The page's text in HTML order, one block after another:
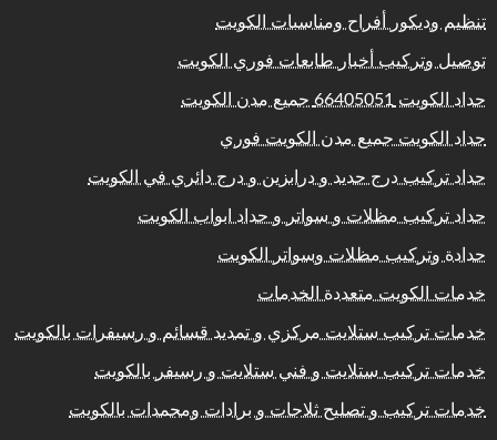
تنظيم وديكور أفراح ومناسبات الكويت
توصيل وتركيب أخبار طابعات فوري الكويت
حداد الكويت 66405051 جميع مدن الكويت
حداد الكويت جميع مدن الكويت فوري
حداد تركيب درج حديد و درابزين و درج دائري في الكويت
حداد تركيب مظلات و سواتر و حداد ابواب الكويت
حدادة وتركيب مظلات وسواتر الكويت
خدمات الكويت متعددة الخدمات
خدمات تركيب ستلايت مركزي و تمديد قسائم و رسيفرات بالكويت
خدمات تركيب ستلايت و فني ستلايت و رسيفر بالكويت
خدمات تركيب و تصليح ثلاجات و برادات ومجمدات بالكويت